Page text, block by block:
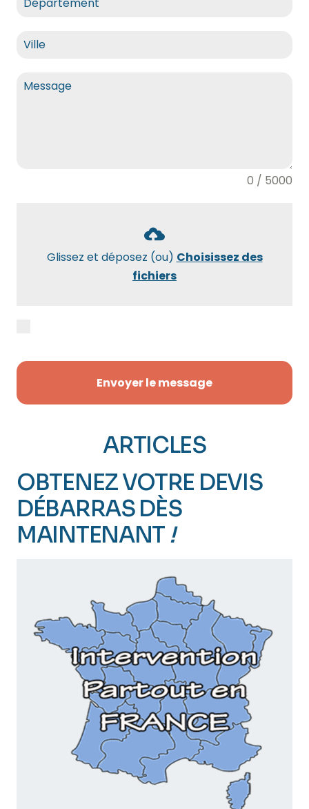
0 / 5000
Glissez et déposez (ou) Choisissez des
fichiers
Envoyer le message
ARTICLES
OBTENEZ VOTRE DEVIS
DÉBARRAS DÈS
MAINTENANT !